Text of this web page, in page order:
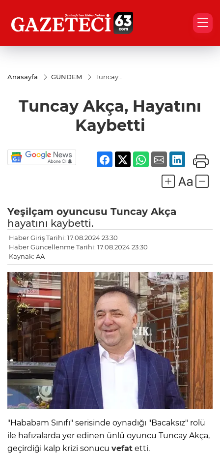
Anasayfa GÜNDEM
Tuncay
Kaybetti
Tuncay Akça, Hayatını
Kaybetti
Yeşilçam oyuncusu Tuncay Akça
hayatını kaybetti.
Haber Giriş Tarihi: 17.08.2024 23:30
Haber Güncellenme Tarihi: 17.08.2024 23:30
Kaynak: AA
"Hababam Sınıfı" serisinde oynadığı "Bacaksız" rolü
ile hafızalarda yer edinen ünlü oyuncu Tuncay Akça,
geçirdiği kalp krizi sonucu vefat etti.